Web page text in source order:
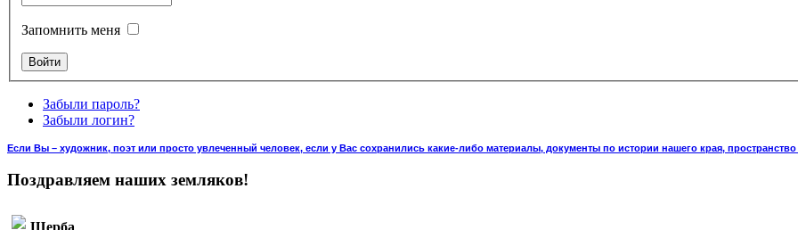
Запомнить меня
Забыли пароль?
Забыли логин?
Если Вы – художник, поэт или просто увлеченный человек, если у Вас сохранились какие-либо материалы, документы по истории нашего края,
Поздравляем наших земляков!
Щерба